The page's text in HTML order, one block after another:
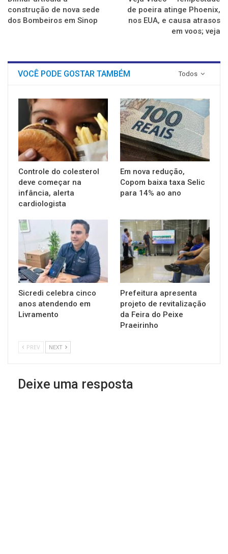
construção de nova sede
dos Bombeiros em Sinop
de poeira atinge Phoenix,
nos EUA, e causa atrasos
em voos; veja
Todos
VOCÊ PODE GOSTAR TAMBÉM
Controle do colesterol
deve começar na
infância, alerta
cardiologista
Em nova redução,
Copom baixa taxa Selic
para 14% ao ano
Sicredi celebra cinco
anos atendendo em
Livramento
Prefeitura apresenta
projeto de revitalização
da Feira do Peixe
Praeirinho
PREV NEXT
Deixe uma resposta